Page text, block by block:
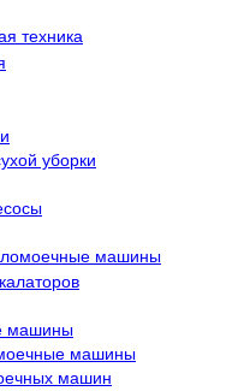
техника
уборки
машины
машины
машины
машин